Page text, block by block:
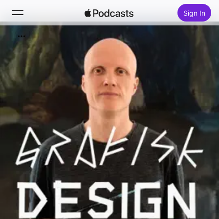
Sign In
Search
Home
New
Top Charts